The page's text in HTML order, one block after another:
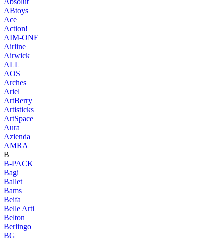
Absolut
ABtoys
Ace
Action!
AIM-ONE
Airline
Airwick
ALL
AOS
Arches
Ariel
ArtBerry
Artisticks
ArtSpace
Aura
Azienda
AМRA
B
B-PACK
Bagi
Ballet
Bams
Beifa
Belle Arti
Belton
Berlingo
BG